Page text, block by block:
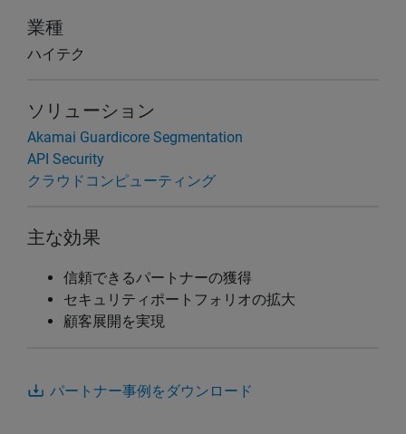
業種
ハイテク
ソリューション
Akamai Guardicore Segmentation
API Security
クラウドコンピューティング
主な効果
信頼できるパートナーの獲得
セキュリティポートフォリオの拡大
顧客展開を実現
パートナー事例をダウンロード